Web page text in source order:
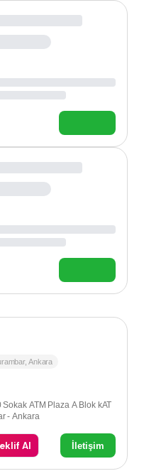
, Ankara
Sokak ATM Plaza A Blok kAT
- Ankara
Al İletişim